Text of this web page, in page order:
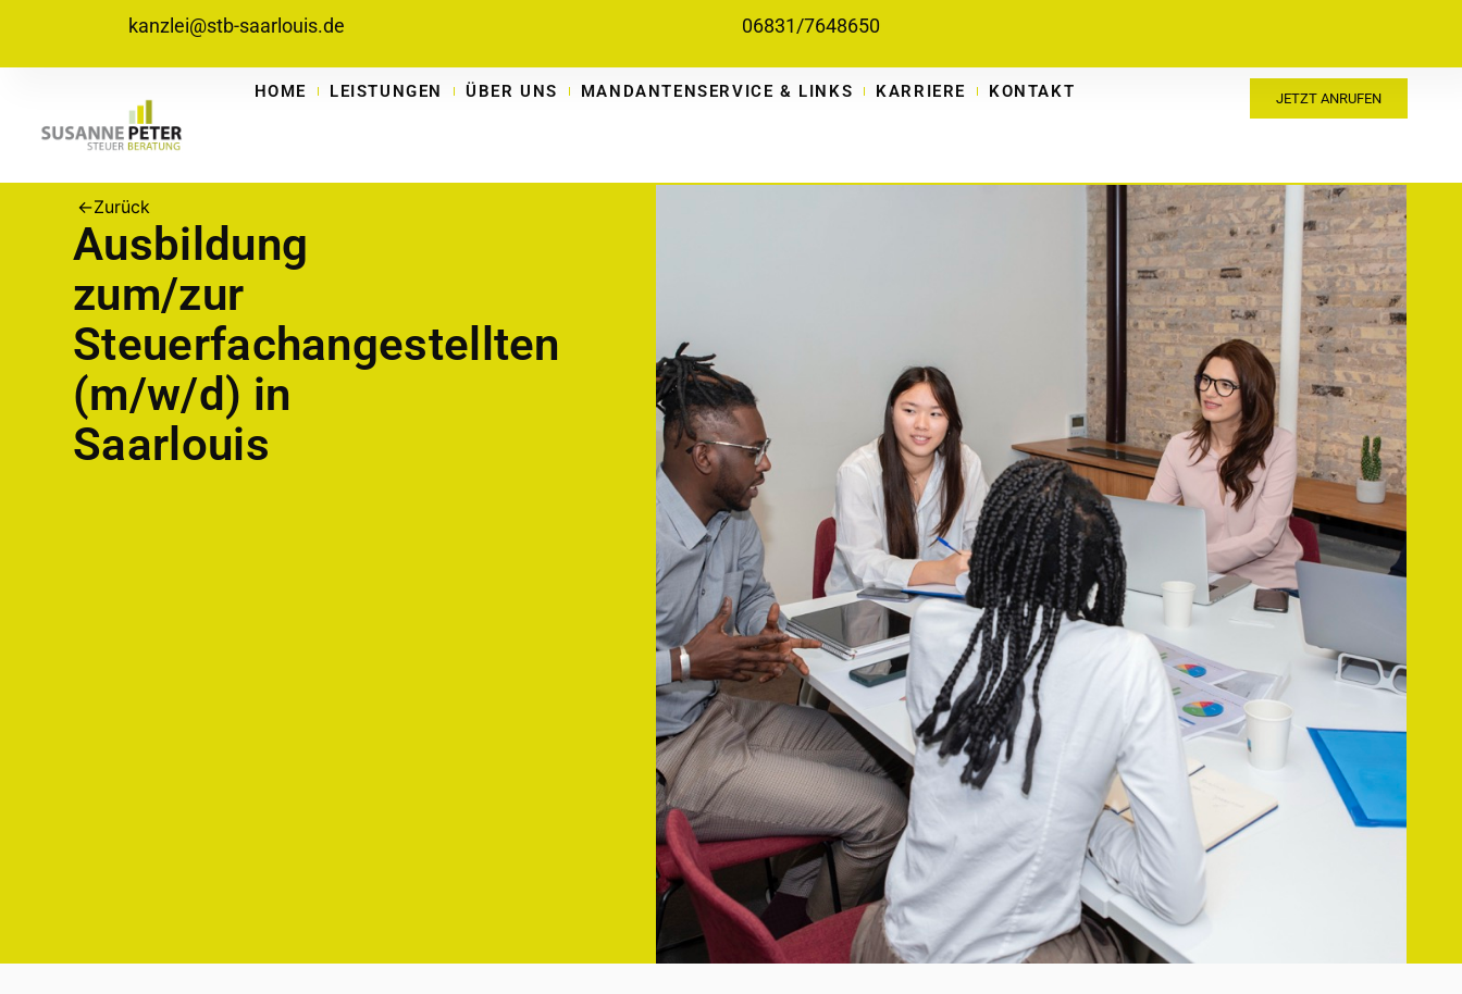
kanzlei@stb-saarlouis.de 06831/7648650
HOME LEISTUNGEN ÜBER UNS MANDANTENSERVICE & LINKS KARRIERE KONTAKT JETZT ANRUFEN
←Zurück
Ausbildung
zum/zur
Steuerfachangestellten
(m/w/d) in
Saarlouis